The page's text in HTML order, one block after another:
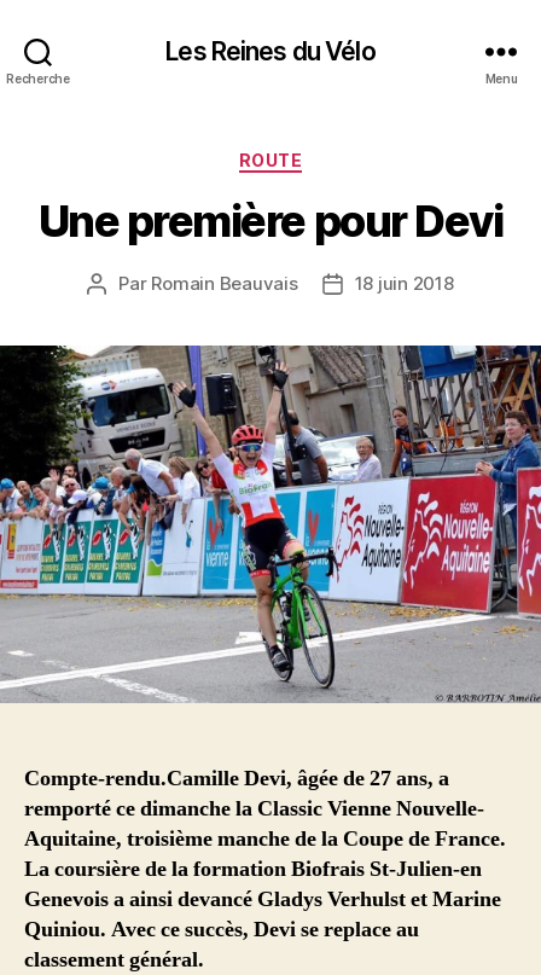
Recherche
Les Reines du Vélo
Menu
Catégories
ROUTE
Une première pour Devi
Auteur
Par Romain Beauvais
Date18 juin 2018
Compte-rendu.Camille Devi, âgée de 27 ans, a
remporté ce dimanche la Classic Vienne Nouvelle-
Aquitaine, troisième manche de la Coupe de France.
La coursière de la formation Biofrais St-Julien-en
Genevois a ainsi devancé Gladys Verhulst et Marine
Quiniou. Avec ce succès, Devi se replace au
classement général.